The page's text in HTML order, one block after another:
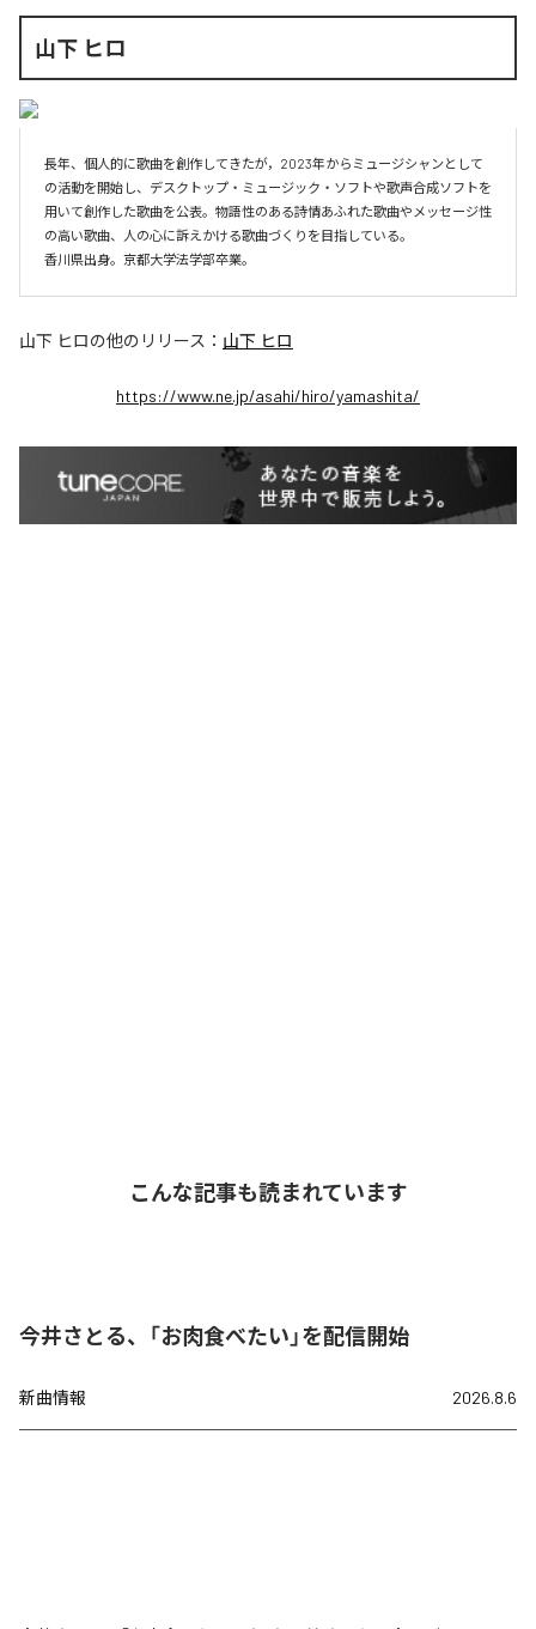
山下 ヒロ
長年、個人的に歌曲を創作してきたが，2023年からミュージシャンとして
の活動を開始し、デスクトップ・ミュージック・ソフトや歌声合成ソフトを
用いて創作した歌曲を公表。物語性のある詩情あふれた歌曲やメッセージ性
の高い歌曲、人の心に訴えかける歌曲づくりを目指している。
山下 ヒロの他のリリース： 山下 ヒロ
https://www.ne.jp/asahi/hiro/yamashita/
こんな記事も読まれています
今井さとる、「お肉食べたい」を配信開始
新曲情報 2026.8.6